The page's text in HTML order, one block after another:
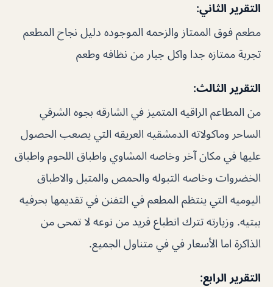
التقرير الثاني:
مطعم فوق الممتاز والزحمه الموجوده دليل نجاح المطعم
تجربة ممتازه جدا واكل جبار من نظافه وطعم
التقرير الثالث:
من المطاعم الراقيه المتميز في الشارقه بجوه الشرقي
الساحر وماكولاته الدمشقيه العريقه التي يصعب الحصول
عليها في مكان آخر وخاصه المشاوي واطباق اللحوم واطباق
الخضروات وخاصه التبوله والحمص والمتبل والاطباق
اليوميه التي ينتظم المطعم في التفنن في تقديمها بحرفيه
ببتيه. وزيارته تترك انطباع فريد من نوعه لا تمحى من
الذاكرة اما الأسعار في في متناول الجميع.
التقرير الرابع: